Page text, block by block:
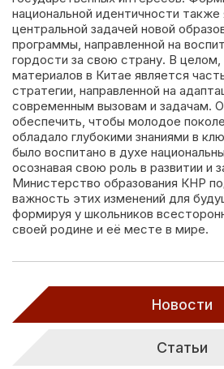
национальной идентичности также
центральной задачей новой
программы, направленной на
гордости за свою страну. В
материалов в Китае является
стратегии, направленной на
современным вызовам и задачам.
обеспечить, чтобы молодое
обладало глубокими знаниями в
было воспитано в духе
осознавая свою роль в развитии и
Министерство образования КНР
важность этих изменений для
формируя у школьников
своей родине и её месте в мире.
Новости
Статьи